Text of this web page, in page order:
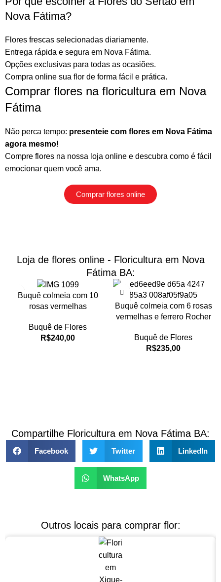
Nova Fátima?
Flores frescas selecionadas diariamente.
Entrega rápida e segura em Nova Fátima.
Opções exclusivas para todas as ocasiões.
Compra online sua flor de forma fácil e prática.
Comprar flores na floricultura em Nova
Fátima
Não perca tempo: presenteie com flores em Nova Fátima
agora mesmo!
Compre flores na nossa loja online e descubra como é fácil
emocionar quem você ama.
Comprar flores online
Loja de flores online - Floricultura em Nova
Fátima BA:
Buquê colmeia com 10
rosas vermelhas
Buquê de Flores
R$240,00
Buquê colmeia com 6 rosas
vermelhas e ferrero Rocher
Buquê de Flores
R$235,00
Compartilhe Floricultura em Nova Fátima BA:
Facebook Twitter LinkedIn
WhatsApp
Outros locais para comprar flor: